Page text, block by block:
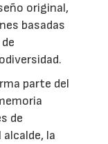
original,
basadas
parte del
de
la